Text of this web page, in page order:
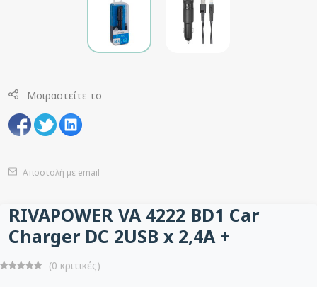
Μοιραστείτε το
Αποστολή με email
RIVAPOWER VA 4222 BD1 Car
Charger DC 2USB x 2,4A +
(0 κριτικές)